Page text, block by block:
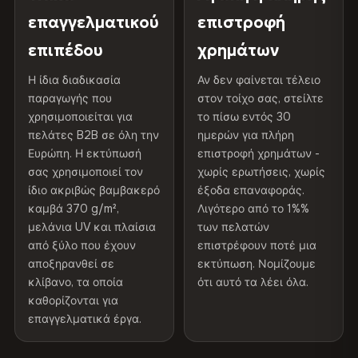
100% βαμβάκι
370 g/m² · Premium ματ φινίρισμα
ΑΠΟΣΤΟΛΉ & ΠΡΟΣΑΡΜΟΣΜΈΝΑ ΜΕΓΈΘΗ
Αποστολή σε όλη την ΕΕ. Προσαρμοσμένα μεγέθη
διαθέσιμα κατόπιν αιτήματος.
Χρώματα που δεν ξεθωριάζουν
Μελάνια ανθεκτικά στην υπεριώδη ακτινοβολία, που
έχουν βαθμολογηθεί για μακροχρόνια διατήρηση του
χρώματος - ακόμη και στο άμεσο ηλιακό φως
Φαίνεται καλύτερο από τις φωτογραφίες
Η ανάλυση εκτύπωσης μουσειακού επιπέδου αποτυπώνει
κάθε λεπτομέρεια - οι πελάτες λένε ότι είναι ακόμα πιο
Προστατευτική
Βερνίκι ανθεκτικό στην
Εσωτερικού/
εξωτερικού χώρου
Συνιστάται η χρήση σε
εσωτερικούς χώρους
Made In Βουλγαρία, ΕΕ
Κωδικός προϊόντος VH-CP-16907
Διαβάστε την πλήρη πολιτική αποστολής και
επιστροφών
επαγγελματικού
επιπέδου
Η ίδια διαδικασία
παραγωγής που
χρησιμοποιείται για
πελάτες B2B σε όλη την
Ευρώπη. Η εκτύπωσή
σας χρησιμοποιεί τον
ίδιο ακριβώς βαμβακερό
καμβά 370 g/m²,
μελάνια UV και πλαίσια
από ξύλο που έχουν
αποξηρανθεί σε
κλίβανο, τα οποία
καθορίζονται για
επαγγελματικά έργα.
επιστροφή
χρημάτων
Αν δεν φαίνεται τέλειο
στον τοίχο σας, στείλτε
το πίσω εντός 30
ημερών για πλήρη
επιστροφή χρημάτων -
χωρίς ερωτήσεις, χωρίς
έξοδα επαναφοράς.
Λιγότερο από το 1%%
των πελατών
επιστρέφουν ποτέ μια
εκτύπωση. Νομίζουμε
ότι αυτό τα λέει όλα.